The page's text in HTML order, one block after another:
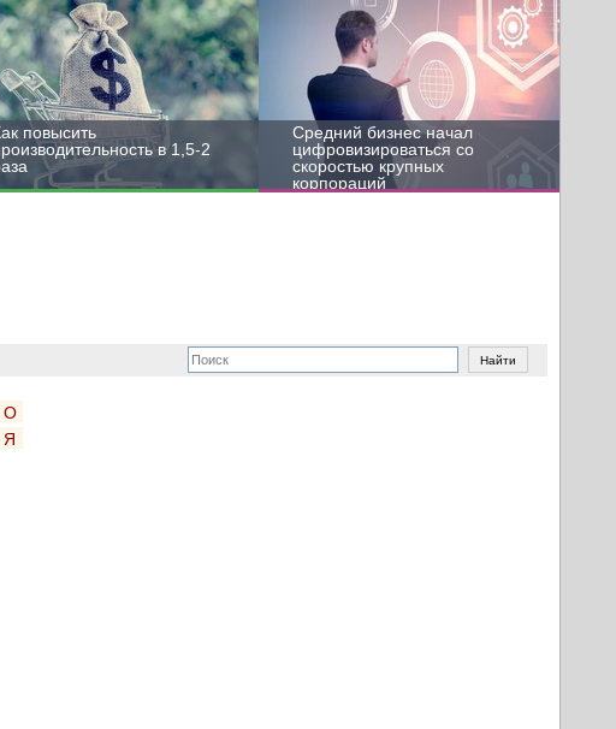
повысить
в 1,5-2
Средний бизнес начал
цифровизироваться со
скоростью крупных
корпораций
О
Я